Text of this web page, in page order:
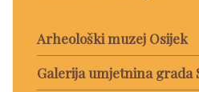
Arheološki muzej Osijek
Galerija umjetnina grada